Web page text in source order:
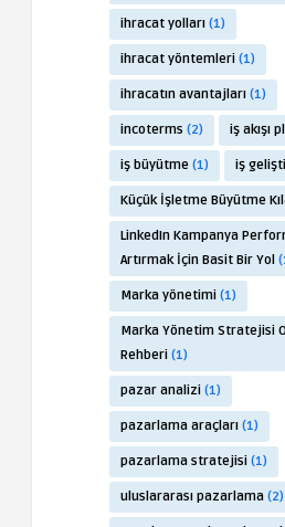
ihracat yolları (1)
ihracat yöntemleri (1)
ihracatın avantajları (1)
incoterms (2) iş akışı
iş büyütme (1) iş
Küçük İşletme Büyütme
LinkedIn Kampanya
Artırmak İçin Basit Bir Yol
Marka yönetimi (1)
Marka Yönetim Stratejisi
Rehberi (1)
pazar analizi (1)
pazarlama araçları (1)
pazarlama stratejisi (1)
uluslararası pazarlama (2)